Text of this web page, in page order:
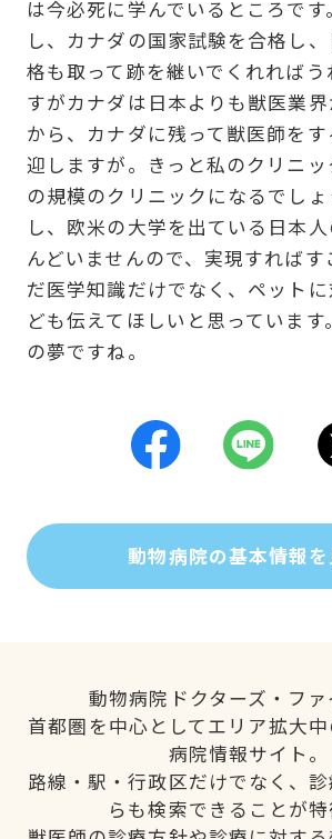
は今必死に学んでいるところです
し、カナダの国家試験を合格し
格も取って跡を継いでくれればう
すがカナダは日本よりも獣医業
から、カナダに残って獣医師を
迎しますが。きっと私のクリニ
の規模のクリニックになるでし
し、欧米の大学を出ている日本
んどいませんので、実現すれば
だ医学知識だけでなく、ペット
ども伝えてほしいと思っていま
の夢ですね。
動物病院の基本情報
動物病院ドクターズ・ファ
首都圏を中心としてエリア拡大
病院情報サイト。
路線・駅・行政区だけでなく、
らも検索できることが特